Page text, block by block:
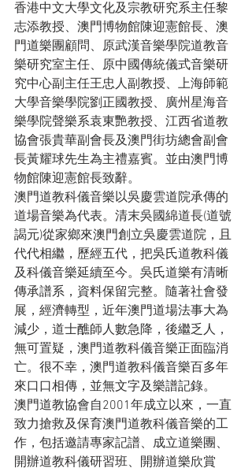
香港中文大學文化及宗教研究系主任黎
志添教授、澳門博物館陳迎憲館長、澳
門道樂團顧問、原武漢音樂學院道教音
樂研究室主任、原中國傳統儀式音樂研
究中心副主任王忠人副教授、上海師範
大學音樂學院劉正國教授、廣州星海音
樂學院聲樂系袁東艷教授、江西省道教
協會張貴華副會長及澳門街坊總會副會
長黃耀球先生為主禮嘉賓。並由澳門博
物館陳迎憲館長致辭。
澳門道教科儀音樂以吳慶雲道院承傳的
道場音樂為代表。清末吳國綿道長(道號
謁元)從家鄉來澳門創立吳慶雲道院，且
代代相繼，歷經五代，把吳氏道教科儀
及科儀音樂延續至今。吳氏道樂有清晰
傳承譜系，資料保留完整。隨著社會發
展，經濟轉型，近年澳門道場法事大為
減少，道士醮師人數急降，後繼乏人，
無可置疑，澳門道教科儀音樂正面臨消
亡。很不幸，澳門道教科儀音樂百多年
來口口相傳，並無文字及樂譜記錄。
澳門道教協會自2001年成立以來，一直
致力搶救及保育澳門道教科儀音樂的工
作，包括邀請專家記譜、成立道樂團、
開辦道教科儀研習班、開辦道樂欣賞